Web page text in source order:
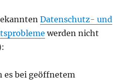
Datenschutz- und
werden nicht
es bei geöffnetem